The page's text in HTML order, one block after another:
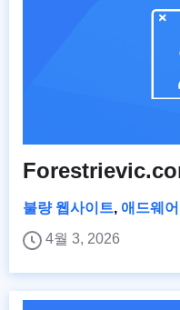
불량 웹사이트, 애드웨어
4월 3, 2026